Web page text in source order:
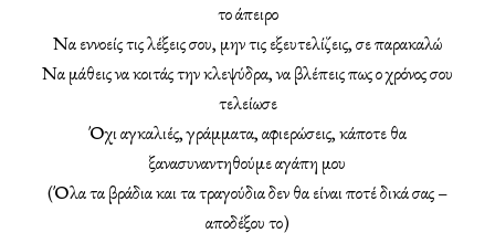
το άπειρο
Να εννοείς τις λέξεις σου, μην τις εξευτελίζεις, σε παρακαλώ
Να μάθεις να κοιτάς την κλεψύδρα, να βλέπεις πως ο χρόνος σου
τελείωσε
Όχι αγκαλιές, γράμματα, αφιερώσεις, κάποτε θα
ξανασυναντηθούμε αγάπη μου
(Όλα τα βράδια και τα τραγούδια δεν θα είναι ποτέ δικά σας –
αποδέξου το)